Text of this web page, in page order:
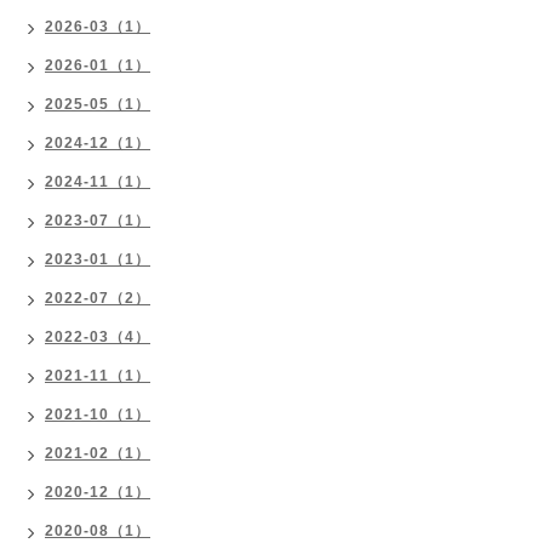
2026-03（1）
2026-01（1）
2025-05（1）
2024-12（1）
2024-11（1）
2023-07（1）
2023-01（1）
2022-07（2）
2022-03（4）
2021-11（1）
2021-10（1）
2021-02（1）
2020-12（1）
2020-08（1）